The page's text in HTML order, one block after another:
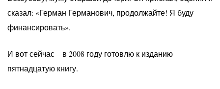
сказал: «Герман Германович, продолжайте! Я буду
финансировать».
И вот сейчас – в 2008 году готовлю к изданию
пятнадцатую книгу.